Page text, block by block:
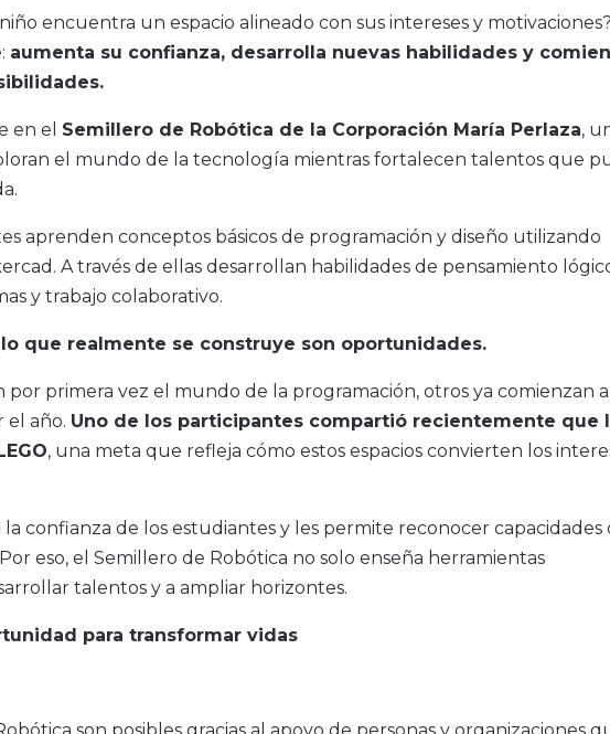
encuentra un espacio alineado con sus intereses y
aumenta su confianza, desarrolla nuevas habilidades y
en el Semillero de Robótica de la Corporación María Perlaza,
el mundo de la tecnología mientras fortalecen talentos que
aprenden conceptos básicos de programación y diseño utilizando
A través de ellas desarrollan habilidades de pensamiento
y trabajo colaborativo.
que realmente se construye son oportunidades.
primera vez el mundo de la programación, otros ya comienzan a
el año. Uno de los participantes compartió recientemente que
, una meta que refleja cómo estos espacios convierten los
confianza de los estudiantes y les permite reconocer capacidades
eso, el Semillero de Robótica no solo enseña herramientas
talentos y a ampliar horizontes.
para transformar vidas